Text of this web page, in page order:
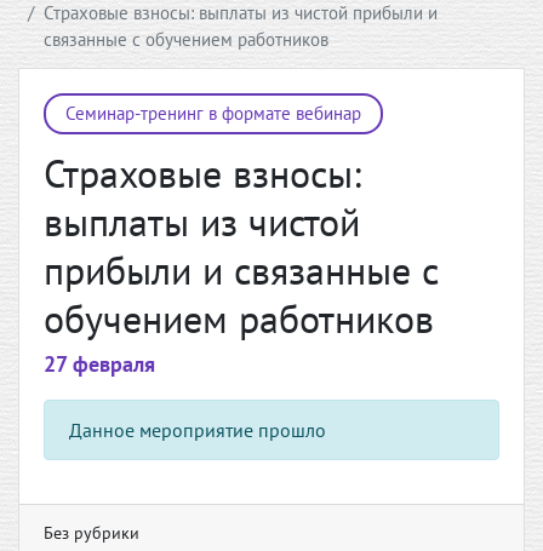
Страховые взносы: выплаты из чистой прибыли и
связанные с обучением работников
Семинар-тренинг в формате вебинар
Страховые взносы:
выплаты из чистой
прибыли и связанные с
обучением работников
27 февраля
Данное мероприятие прошло
Без рубрики